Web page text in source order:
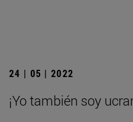
24 | 05 | 2022
¡Yo también soy